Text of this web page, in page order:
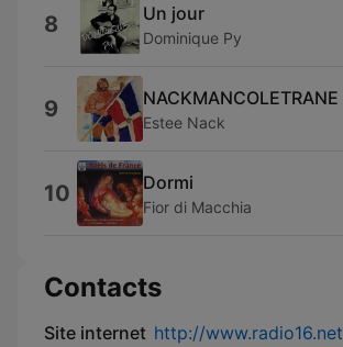
8 Un jour
Dominique Py
9 NACKMANCOLETRANE
Estee Nack
10 Dormi
Fior di Macchia
Contacts
Site internet http://www.radio16.net